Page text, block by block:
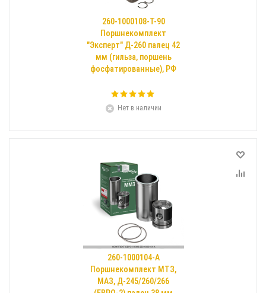
260-1000108-Т-90
Поршнекомплект
"Эксперт" Д-260 палец 42
мм (гильза, поршень
фосфатированные), РФ
Нет в наличии
260-1000104-А
Поршнекомплект МТЗ,
МАЗ, Д-245/260/266